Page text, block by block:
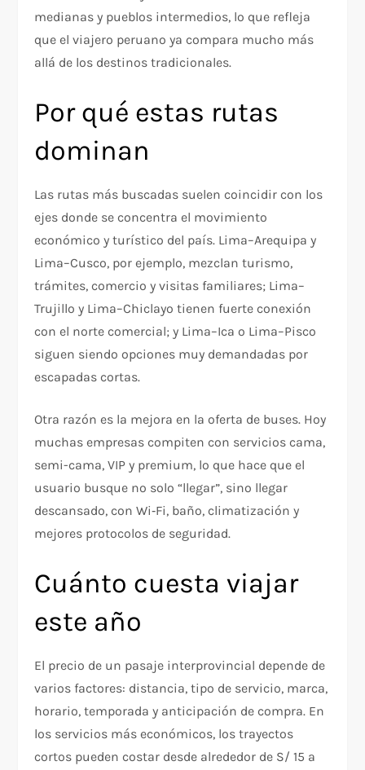
medianas y pueblos intermedios, lo que refleja
que el viajero peruano ya compara mucho más
allá de los destinos tradicionales.
Por qué estas rutas
dominan
Las rutas más buscadas suelen coincidir con los
ejes donde se concentra el movimiento
económico y turístico del país. Lima–Arequipa y
Lima–Cusco, por ejemplo, mezclan turismo,
trámites, comercio y visitas familiares; Lima–
Trujillo y Lima–Chiclayo tienen fuerte conexión
con el norte comercial; y Lima–Ica o Lima–Pisco
siguen siendo opciones muy demandadas por
escapadas cortas.
Otra razón es la mejora en la oferta de buses. Hoy
muchas empresas compiten con servicios cama,
semi-cama, VIP y premium, lo que hace que el
usuario busque no solo “llegar”, sino llegar
descansado, con Wi‑Fi, baño, climatización y
mejores protocolos de seguridad.
Cuánto cuesta viajar
este año
El precio de un pasaje interprovincial depende de
varios factores: distancia, tipo de servicio, marca,
horario, temporada y anticipación de compra. En
los servicios más económicos, los trayectos
cortos pueden costar desde alrededor de S/ 15 a